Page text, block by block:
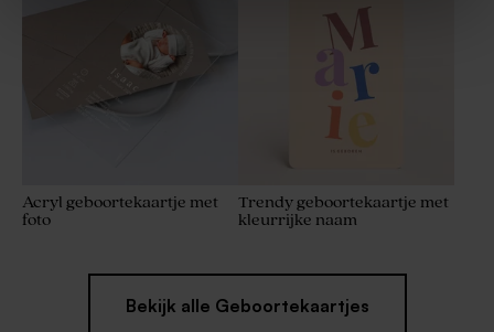
Acryl geboortekaartje met
foto
Trendy geboortekaartje met
kleurrijke naam
Bekijk alle Geboortekaartjes